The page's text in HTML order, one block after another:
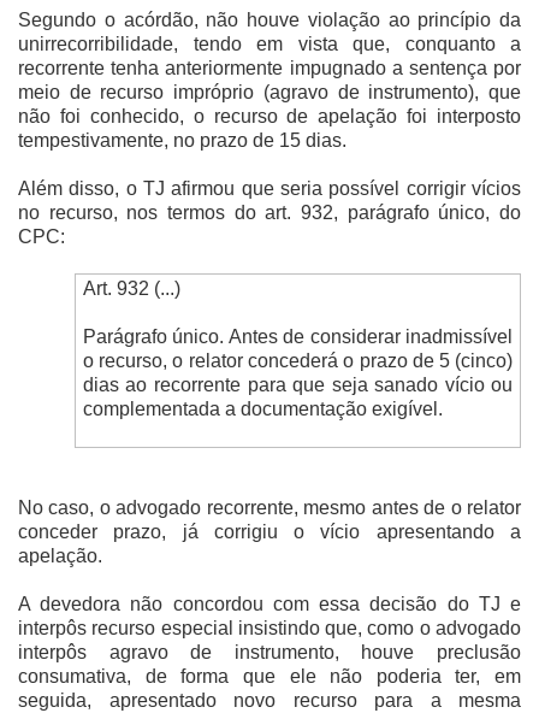
Segundo o acórdão, não houve violação ao princípio da
unirrecorribilidade, tendo em vista que, conquanto a
recorrente tenha anteriormente impugnado a sentença por
meio de recurso impróprio (agravo de instrumento), que
não foi conhecido, o recurso de apelação foi interposto
tempestivamente, no prazo de 15 dias.
Além disso, o TJ afirmou que seria possível corrigir vícios
no recurso, nos termos do art. 932, parágrafo único, do
CPC:
Art. 932 (...)
Parágrafo único. Antes de considerar inadmissível
o recurso, o relator concederá o prazo de 5 (cinco)
dias ao recorrente para que seja sanado vício ou
complementada a documentação exigível.
No caso, o advogado recorrente, mesmo antes de o relator
conceder prazo, já corrigiu o vício apresentando a
apelação.
A devedora não concordou com essa decisão do TJ e
interpôs recurso especial insistindo que, como o advogado
interpôs agravo de instrumento, houve preclusão
consumativa, de forma que ele não poderia ter, em
seguida, apresentado novo recurso para a mesma